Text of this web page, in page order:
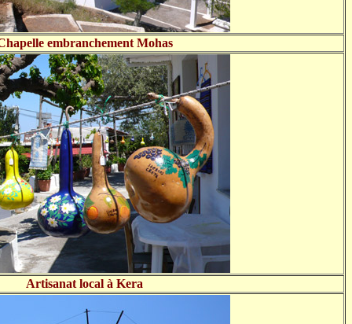
embranchement Mohas
Artisanat local à Kera